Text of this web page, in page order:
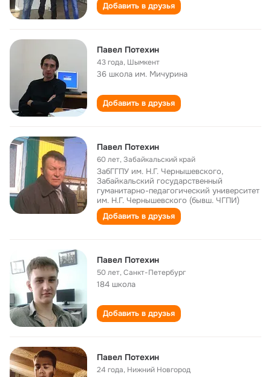
Добавить в друзья
Павел Потехин
43 года, Шымкент
36 школа им. Мичурина
Добавить в друзья
Павел Потехин
60 лет,Забайкальский край
ЗабГГПУ им. Н.Г. Чернышевского,
Забайкальский государственный
гуманитарно-педагогический университет
им. Н.Г. Чернышевского (бывш. ЧГПИ)
Добавить в друзья
Павел Потехин
50 лет,Санкт-Петербург
184 школа
Добавить в друзья
Павел Потехин
24 года, Нижний Новгород